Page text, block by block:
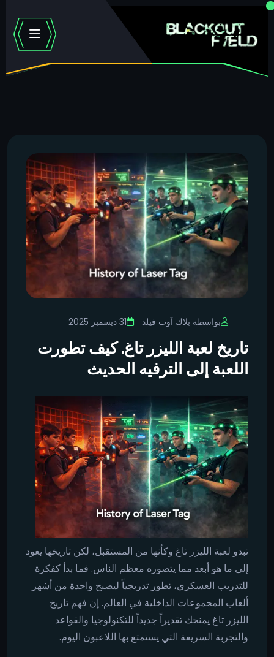
بواسطة بلاك آوت فيلد 31 ديسمبر 2025
تاريخ لعبة الليزر تاغ. كيف تطورت
اللعبة إلى الترفيه الحديث
تبدو لعبة الليزر تاغ وكأنها من المستقبل، لكن تاريخها يعود
إلى ما هو أبعد مما يتصوره معظم الناس. فما بدأ كفكرة
للتدريب العسكري، تطور تدريجياً ليصبح واحدة من أشهر
ألعاب المجموعات الداخلية في العالم. إن فهم تاريخ
الليزر تاغ يمنحك تقديراً جديداً للتكنولوجيا والقواعد
والتجربة السريعة التي يستمتع بها اللاعبون اليوم.